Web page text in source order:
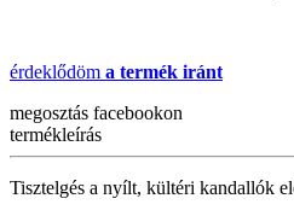
érdeklődöm a termék iránt
megosztás facebookon
termékleírás
Tisztelgés a nyílt, kültéri kandallók